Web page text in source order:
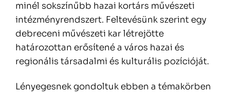
minél sokszínűbb hazai kortárs művészeti
intézményrendszert. Feltevésünk szerint egy
debreceni művészeti kar létrejötte
határozottan erősítené a város hazai és
regionális társadalmi és kulturális pozícióját.
Lényegesnek gondoltuk ebben a témakörben